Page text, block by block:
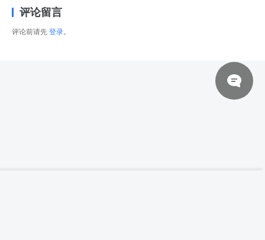
评论留言
评论前请先 登录。